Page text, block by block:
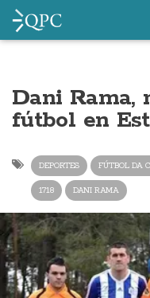
Dani Rama,
fútbol en
DEPORTES FÚTBOL DA
1718 DANI RAMA